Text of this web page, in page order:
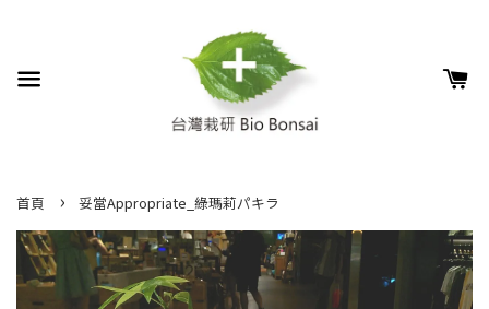
首頁 › 妥當Appropriate_綠瑪莉パキラ